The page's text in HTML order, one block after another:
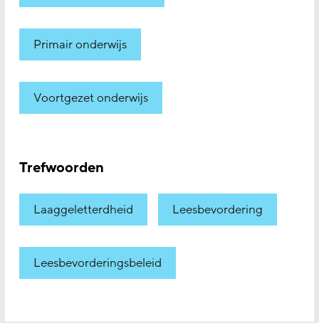
Primair onderwijs
Voortgezet onderwijs
Trefwoorden
Laaggeletterdheid Leesbevordering
Leesbevorderingsbeleid